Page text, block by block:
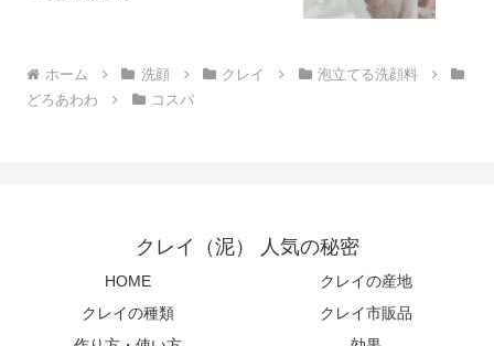
ホーム 洗顔 クレイ
泡立てる洗顔料
どろあわわ
コスパ
クレイ（泥） 人気の秘密
HOME
クレイの産地
クレイの種類
クレイ市販品